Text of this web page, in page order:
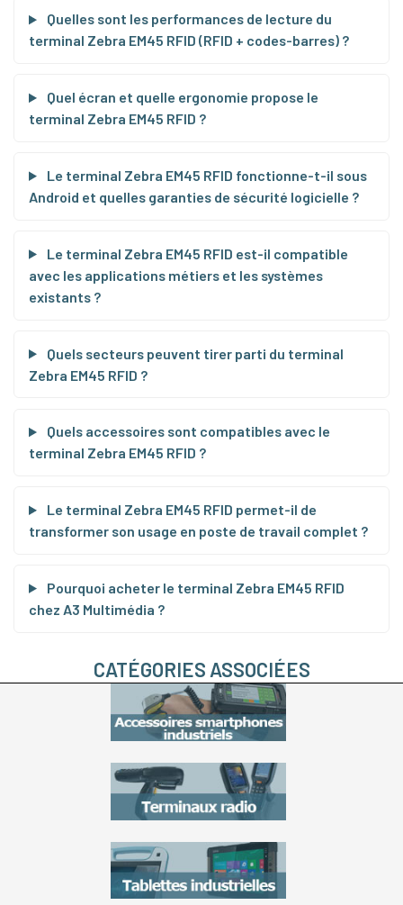
Quelles sont les performances de lecture du
terminal Zebra EM45 RFID (RFID + codes-barres) ?
Quel écran et quelle ergonomie propose le
terminal Zebra EM45 RFID ?
Le terminal Zebra EM45 RFID fonctionne-t-il sous
Android et quelles garanties de sécurité logicielle ?
Le terminal Zebra EM45 RFID est-il compatible
avec les applications métiers et les systèmes
existants ?
Quels secteurs peuvent tirer parti du terminal
Zebra EM45 RFID ?
Quels accessoires sont compatibles avec le
terminal Zebra EM45 RFID ?
Le terminal Zebra EM45 RFID permet-il de
transformer son usage en poste de travail complet ?
Pourquoi acheter le terminal Zebra EM45 RFID
chez A3 Multimédia ?
CATÉGORIES ASSOCIÉES